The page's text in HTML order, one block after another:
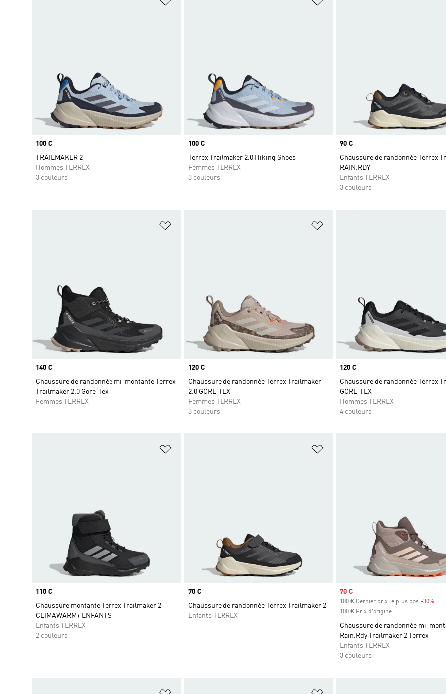
Prix
100 €
TRAILMAKER 2
Hommes TERREX
3 couleurs
Prix
100 €
Terrex Trailmaker 2.0 Hiking Shoes
Femmes TERREX
3 couleurs
Prix
90 €
Chaussure de randonnée Terrex
RAIN.RDY
Enfants TERREX
3 couleurs
Prix
140 €
Chaussure de randonnée mi-montante Terrex
Trailmaker 2.0 Gore-Tex
Femmes TERREX
Prix
120 €
Chaussure de randonnée Terrex Trailmaker
2.0 GORE-TEX
Femmes TERREX
3 couleurs
Prix
120 €
Chaussure de randonnée Terrex
GORE-TEX
Hommes TERREX
4 couleurs
Prix
110 €
Chaussure montante Terrex Trailmaker 2
CLIMAWARM+ ENFANTS
Enfants TERREX
2 couleurs
Prix
70 €
Chaussure de randonnée Terrex Trailmaker 2
Enfants TERREX
Prix soldé
70 €
100 € Dernier prix le plus bas -30%
100 € Prix d'origine
Chaussure de randonnée mi-
Rain.Rdy Trailmaker 2 Terrex
Enfants TERREX
3 couleurs